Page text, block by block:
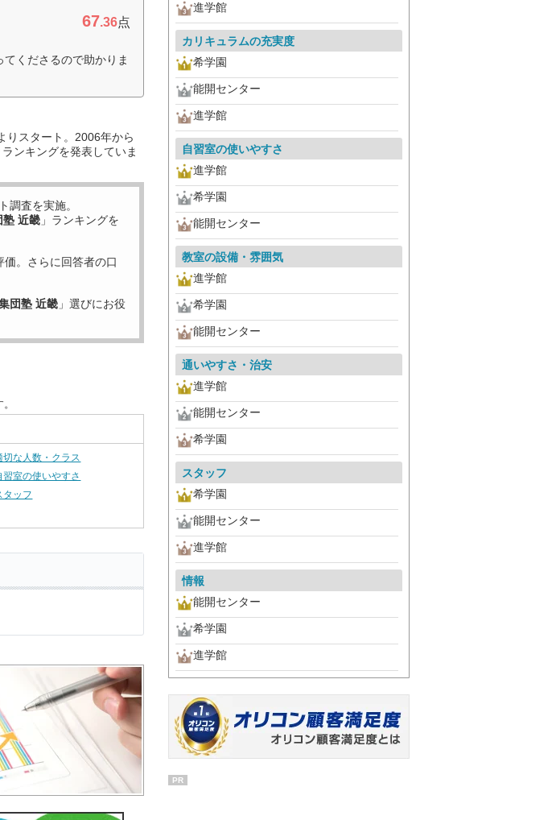
67.36点
くださるので助かりま
りスタート。2006年から
ンキングを発表していま
調査を実施。
塾 近畿 」ランキングを
価。さらに回答者の口
団塾 近畿 」選びにお役
切な人数・クラス
習室の使いやすさ
タッフ
進学館
カリキュラムの充実度
希学園
能開センター
進学館
自習室の使いやすさ
進学館
希学園
能開センター
教室の設備・雰囲気
進学館
希学園
能開センター
通いやすさ・治安
進学館
能開センター
希学園
スタッフ
希学園
能開センター
進学館
情報
能開センター
希学園
進学館
PR